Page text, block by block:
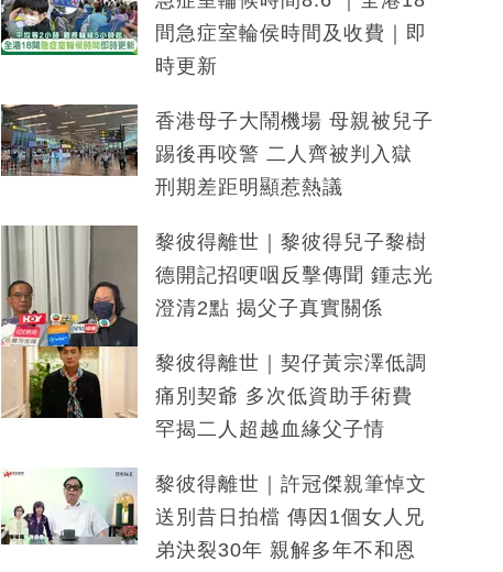
間急症室輪侯時間及收費｜即
時更新
香港母子大鬧機場 母親被兒子
踢後再咬警 二人齊被判入獄
刑期差距明顯惹熱議
黎彼得離世｜黎彼得兒子黎樹
德開記招哽咽反擊傳聞 鍾志光
澄清2點 揭父子真實關係
黎彼得離世｜契仔黃宗澤低調
痛別契爺 多次低資助手術費
罕揭二人超越血緣父子情
黎彼得離世｜許冠傑親筆悼文
送別昔日拍檔 傳因1個女人兄
弟決裂30年 親解多年不和恩